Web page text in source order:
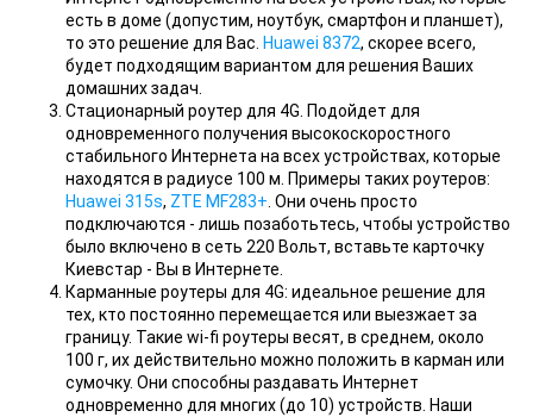
есть в доме (допустим, ноутбук, смартфон и планшет),
то это решение для Вас. Huawei 8372, скорее всего,
будет подходящим вариантом для решения Ваших
домашних задач.
Стационарный роутер для 4G. Подойдет для
одновременного получения высокоскоростного
стабильного Интернета на всех устройствах, которые
находятся в радиусе 100 м. Примеры таких роутеров:
Huawei 315s, ZTE MF283+. Они очень просто
подключаются - лишь позаботьтесь, чтобы устройство
было включено в сеть 220 Вольт, вставьте карточку
Киевстар - Вы в Интернете.
Карманные роутеры для 4G: идеальное решение для
тех, кто постоянно перемещается или выезжает за
границу. Такие wi-fi роутеры весят, в среднем, около
100 г, их действительно можно положить в карман или
сумочку. Они способны раздавать Интернет
одновременно для многих (до 10) устройств. Наши